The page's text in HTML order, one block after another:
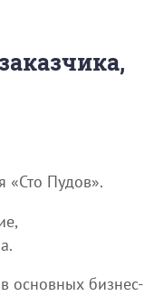
Пудов».
основных бизнес-